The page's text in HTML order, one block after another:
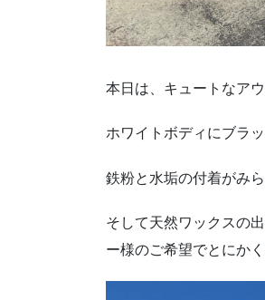
本日は、キュートなア
ホワイトボディにブラ
鉄粉と水垢の付着がみ
そして天然ワックスの
ー様のご希望でとにか